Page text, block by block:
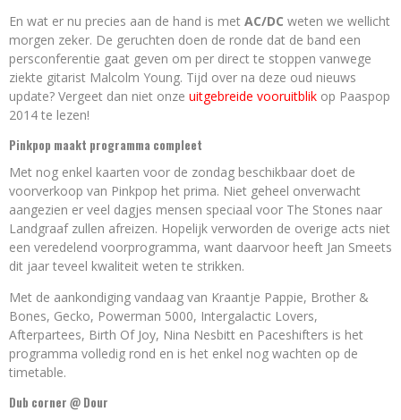
En wat er nu precies aan de hand is met AC/DC weten we wellicht
morgen zeker. De geruchten doen de ronde dat de band een
persconferentie gaat geven om per direct te stoppen vanwege
ziekte gitarist Malcolm Young. Tijd over na deze oud nieuws
update? Vergeet dan niet onze uitgebreide vooruitblik op Paaspop
2014 te lezen!
Pinkpop maakt programma compleet
Met nog enkel kaarten voor de zondag beschikbaar doet de
voorverkoop van Pinkpop het prima. Niet geheel onverwacht
aangezien er veel dagjes mensen speciaal voor The Stones naar
Landgraaf zullen afreizen. Hopelijk verworden de overige acts niet
een veredelend voorprogramma, want daarvoor heeft Jan Smeets
dit jaar teveel kwaliteit weten te strikken.
Met de aankondiging vandaag van Kraantje Pappie, Brother &
Bones, Gecko, Powerman 5000, Intergalactic Lovers,
Afterpartees, Birth Of Joy, Nina Nesbitt en Paceshifters is het
programma volledig rond en is het enkel nog wachten op de
timetable.
Dub corner @ Dour